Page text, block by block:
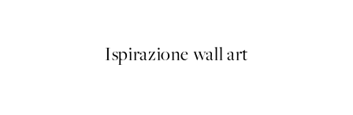
Ispirazione wall art